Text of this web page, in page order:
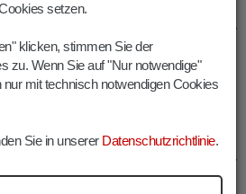
KREUZ
der Aufstieg auf die
oder den benachbartenRitzlar.
KREUZ KASERECK
setzen.
klicken, stimmen Sie der
zu. Wenn Sie auf "Nur notwendige"
mit technisch notwendigen Cookies
Sie in unserer Datenschutzrichtlinie.